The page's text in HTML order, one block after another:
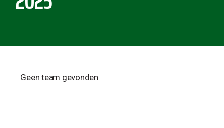
Geen team gevonden